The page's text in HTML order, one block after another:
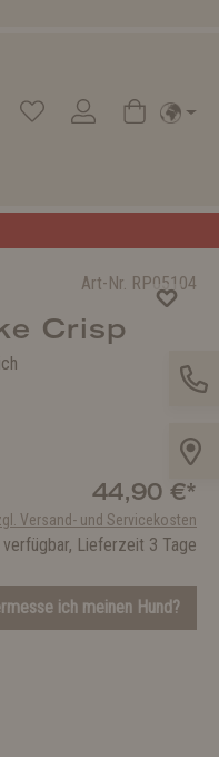
Art-Nr. RP05104
Crisp
44,90 €*
Versand- und Servicekosten
Lieferzeit 3 Tage
ich meinen Hund?